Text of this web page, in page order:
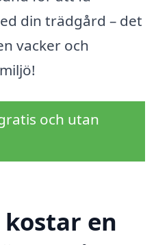
din trädgård – det
vacker och
och utan
en